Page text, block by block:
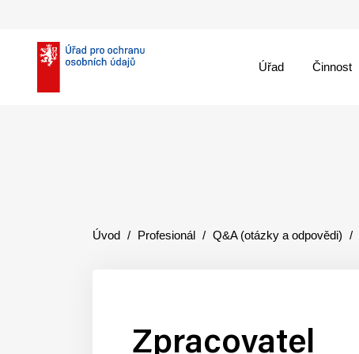
Úřad Činnost
Úvod Profesionál Q&A (otázky a odpovědi)
Zpracovatel